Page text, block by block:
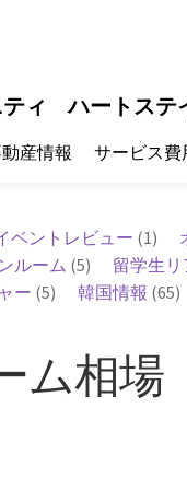
ィ ハートステ
産情報 サービス費
ベントレビュー (1)
ルーム (5) 留学生
ー (5) 韓国情報 (65)
ム相場